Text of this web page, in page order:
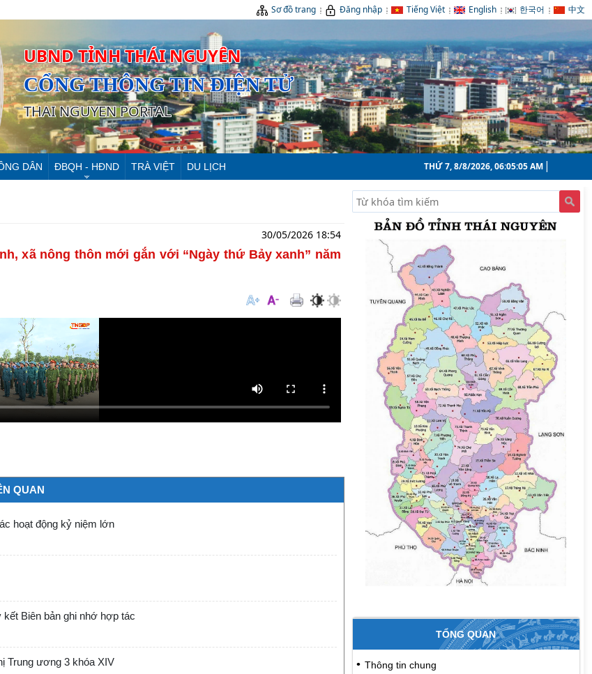
Sơ đồ trang Đăng nhập Tiếng Việt English 한국어 中文
UBND TỈNH THÁI NGUYÊN
CỔNG THÔNG TIN ĐIỆN TỬ
THAI NGUYEN PORTAL
DÂN ĐBQH - HĐND TRÀ VIỆT DU LỊCH THỨ 7, 8/8/2026, 06:05:06 AM
30/05/2026 18:54
xã nông thôn mới gắn với “Ngày thứ Bảy xanh” năm
QUAN
hoạt động kỷ niệm lớn
Biên bản ghi nhớ hợp tác
Trung ương 3 khóa XIV
TỔNG QUAN
Thông tin chung